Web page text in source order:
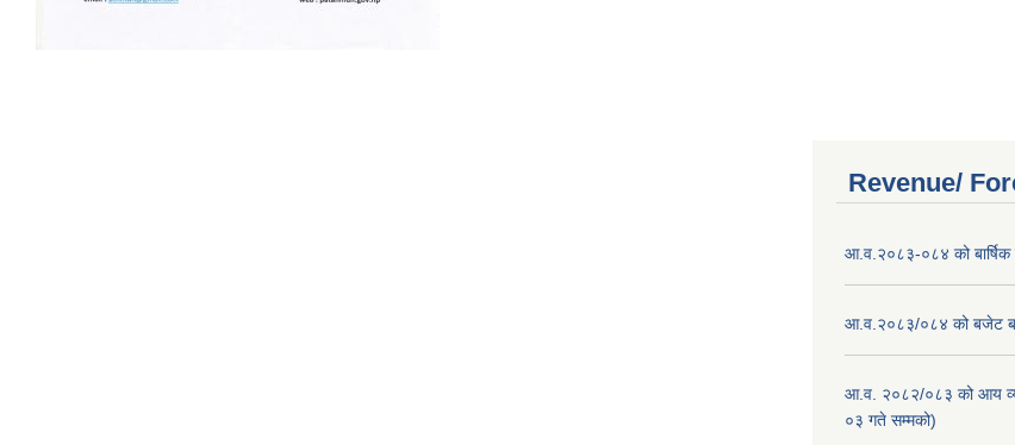
Revenue/
आ.व.२०८३-०८४ को बार्षिक
आ.व.२०८३/०८४ को बजेट
आ.व. २०८२/०८३ को आय
०३ गते सम्मको)